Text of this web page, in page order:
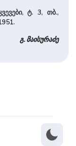
ტ. 3, თბ.,
გ. მაისურაძე